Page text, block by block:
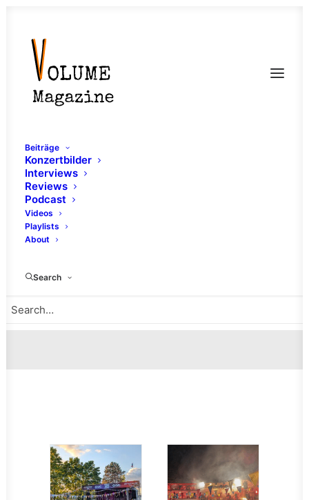
Beiträge
Konzertbilder
Interviews
Reviews
Podcast
Videos
Playlists
About
Search